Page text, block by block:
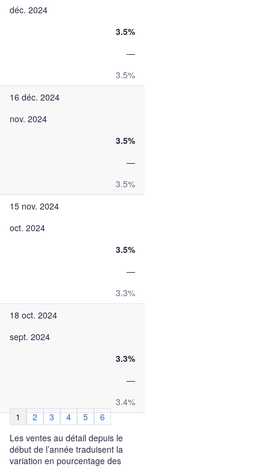
déc. 2024
3.5%
—
3.5%
16 déc. 2024
nov. 2024
3.5%
—
3.5%
15 nov. 2024
oct. 2024
3.5%
—
3.3%
18 oct. 2024
sept. 2024
3.3%
—
3.4%
1
2 3 4 5
6
Les ventes au détail depuis le
début de l’année traduisent la
variation en pourcentage des